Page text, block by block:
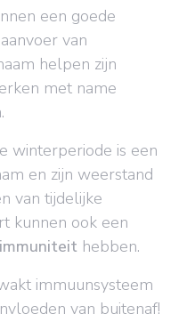
een goede
van
helpen zijn
met name
winterperiode is een
en zijn weerstand
van tijdelijke
kunnen ook een
hebben.
immuunsysteem
van buitenaf!